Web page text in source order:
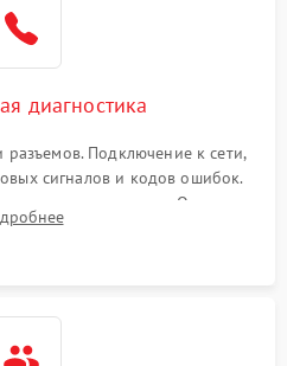
диагностика
Подключение к сети,
сигналов и кодов ошибок.
напряжения. Оценка
основного питания без